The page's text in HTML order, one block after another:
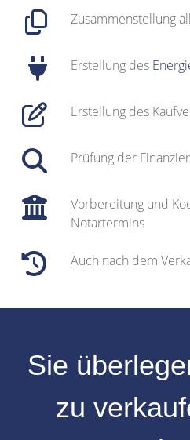
Zusammenstellung
Erstellung des
Erstellung des
Prüfung der
Vorbereitung und
Notartermins
Auch nach dem
Sie
zu